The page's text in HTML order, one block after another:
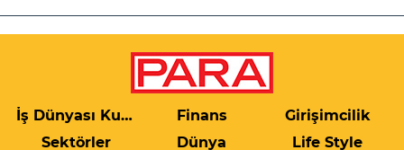
İş Dünyası Kulis Finans
Girişimcilik
Sektörler
Dünya Life Style